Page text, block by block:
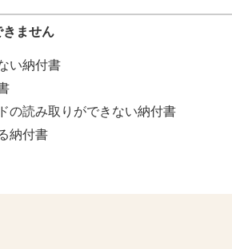
きません
い納付書
の読み取りができない納付書
納付書